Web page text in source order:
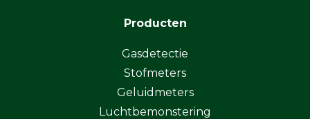
Producten
Gasdetectie
Stofmeters
Geluidmeters
Luchtbemonstering